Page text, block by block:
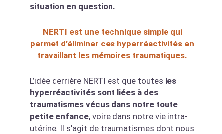
situation en question.
NERTI est une technique simple qui
permet d’éliminer ces hyperréactivités en
travaillant les mémoires traumatiques.
L’idée derrière NERTI est que toutes les
hyperréactivités sont liées à des
traumatismes vécus dans notre toute
petite enfance, voire dans notre vie intra-
utérine. Il s’agit de traumatismes dont nous